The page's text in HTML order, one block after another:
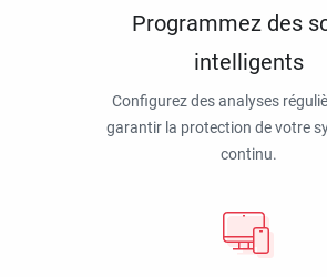
Programmez des
intelligents
Configurez des analyses
garantir la protection de votre
continu.